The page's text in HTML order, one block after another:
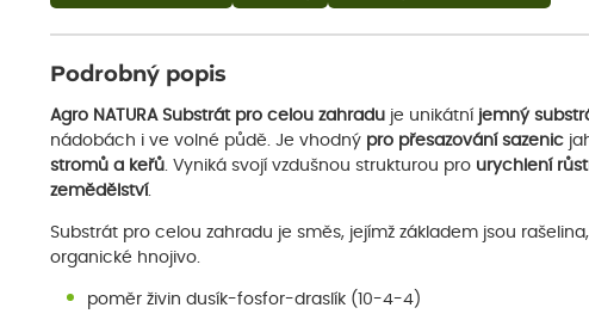
Podrobný popis
Agro NATURA Substrát pro celou zahradu je unikátní jemný
nádobách i ve volné půdě. Je vhodný pro přesazování sazenic
stromů a keřů. Vyniká svojí vzdušnou strukturou pro urychlení
zemědělství.
Substrát pro celou zahradu je směs, jejímž základem jsou
organické hnojivo.
poměr živin dusík-fosfor-draslík (10-4-4)